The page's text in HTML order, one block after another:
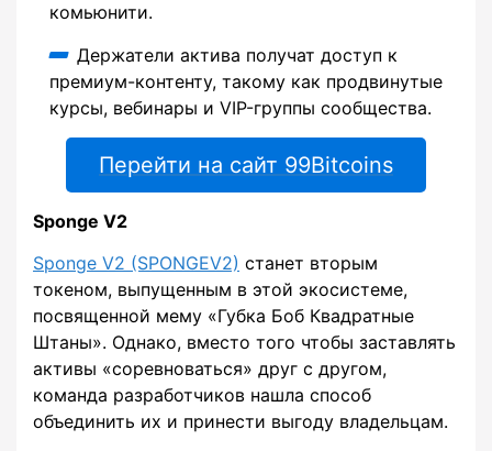
комьюнити.
Держатели актива получат доступ к
премиум-контенту, такому как продвинутые
курсы, вебинары и VIP-группы сообщества.
Перейти на сайт 99Bitcoins
Sponge V2
Sponge V2 (SPONGEV2) станет вторым
токеном, выпущенным в этой экосистеме,
посвященной мему «Губка Боб Квадратные
Штаны». Однако, вместо того чтобы заставлять
активы «соревноваться» друг с другом,
команда разработчиков нашла способ
объединить их и принести выгоду владельцам.